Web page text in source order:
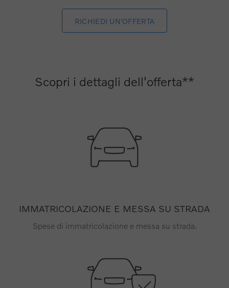
RICHIEDI UN'OFFERTA
Scopri i dettagli dell'offerta**
IMMATRICOLAZIONE E MESSA SU STRADA
Spese di immatricolazione e messa su strada.